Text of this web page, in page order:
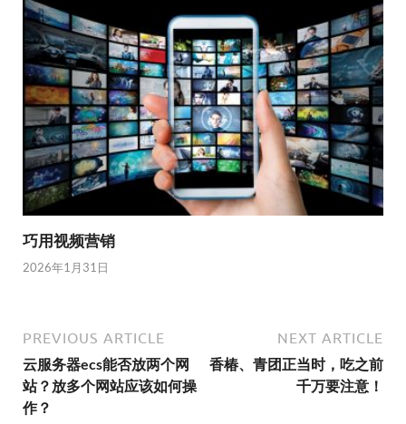
巧用视频营销
2026年1月31日
PREVIOUS ARTICLE
云服务器ecs能否放两个网
站？放多个网站应该如何操
作？
NEXT ARTICLE
香椿、青团正当时，吃之前
千万要注意！